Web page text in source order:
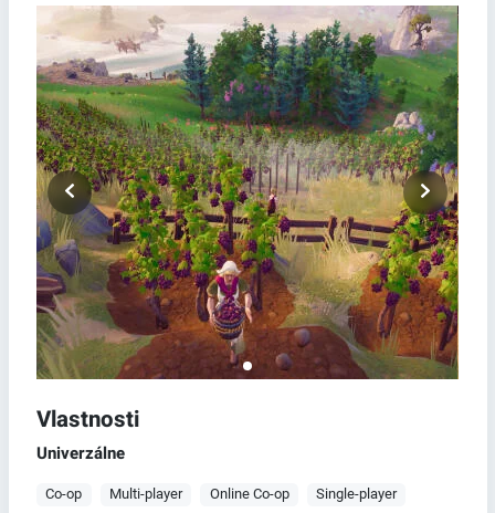
Vlastnosti
Univerzálne
Co-op Multi-player Online Co-op Single-player